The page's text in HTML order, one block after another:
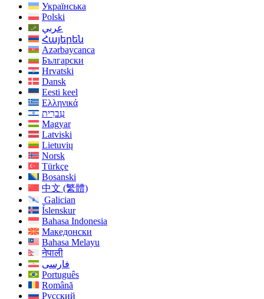
Українська
Polski
عربي
Հայերեն
Azərbaycanca
Български
Hrvatski
Dansk
Eesti keel
Ελληνικά
עִברִית
Magyar
Latviski
Lietuvių
Norsk
Türkçe
Bosanski
中文 (繁體)
Galician
Íslenskur
Bahasa Indonesia
Македонски
Bahasa Melayu
नेपाली
فارسی
Português
Română
Русский